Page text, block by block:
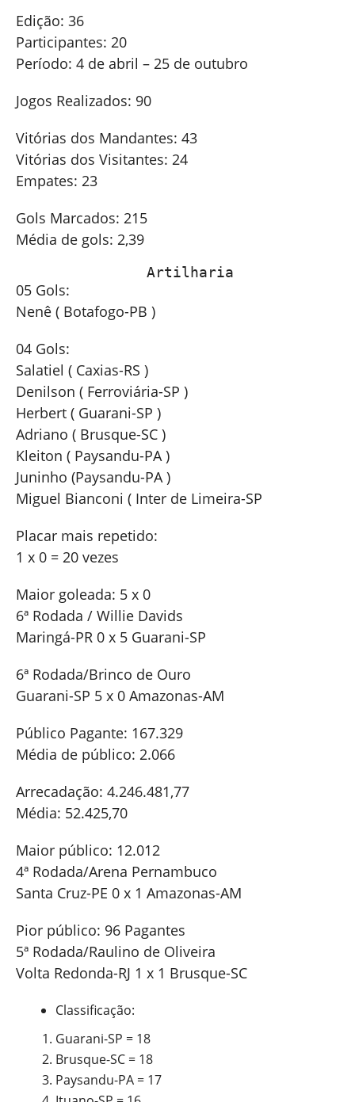
Edição: 36
Participantes: 20
Período: 4 de abril – 25 de outubro
Jogos Realizados: 90
Vitórias dos Mandantes: 43
Vitórias dos Visitantes: 24
Empates: 23
Gols Marcados: 215
Média de gols: 2,39
               Artilharia
05 Gols:
Nenê ( Botafogo-PB )
04 Gols:
Salatiel ( Caxias-RS )
Denilson ( Ferroviária-SP )
Herbert ( Guarani-SP )
Adriano ( Brusque-SC )
Kleiton ( Paysandu-PA )
Juninho (Paysandu-PA )
Miguel Bianconi ( Inter de Limeira-SP
Placar mais repetido:
1 x 0 = 20 vezes
Maior goleada: 5 x 0
6ª Rodada / Willie Davids
Maringá-PR 0 x 5 Guarani-SP
6ª Rodada/Brinco de Ouro
Guarani-SP 5 x 0 Amazonas-AM
Público Pagante: 167.329
Média de público: 2.066
Arrecadação: 4.246.481,77
Média: 52.425,70
Maior público: 12.012
4ª Rodada/Arena Pernambuco
Santa Cruz-PE 0 x 1 Amazonas-AM
Pior público: 96 Pagantes
5ª Rodada/Raulino de Oliveira
Volta Redonda-RJ 1 x 1 Brusque-SC
Classificação:
Guarani-SP = 18
Brusque-SC = 18
Paysandu-PA = 17